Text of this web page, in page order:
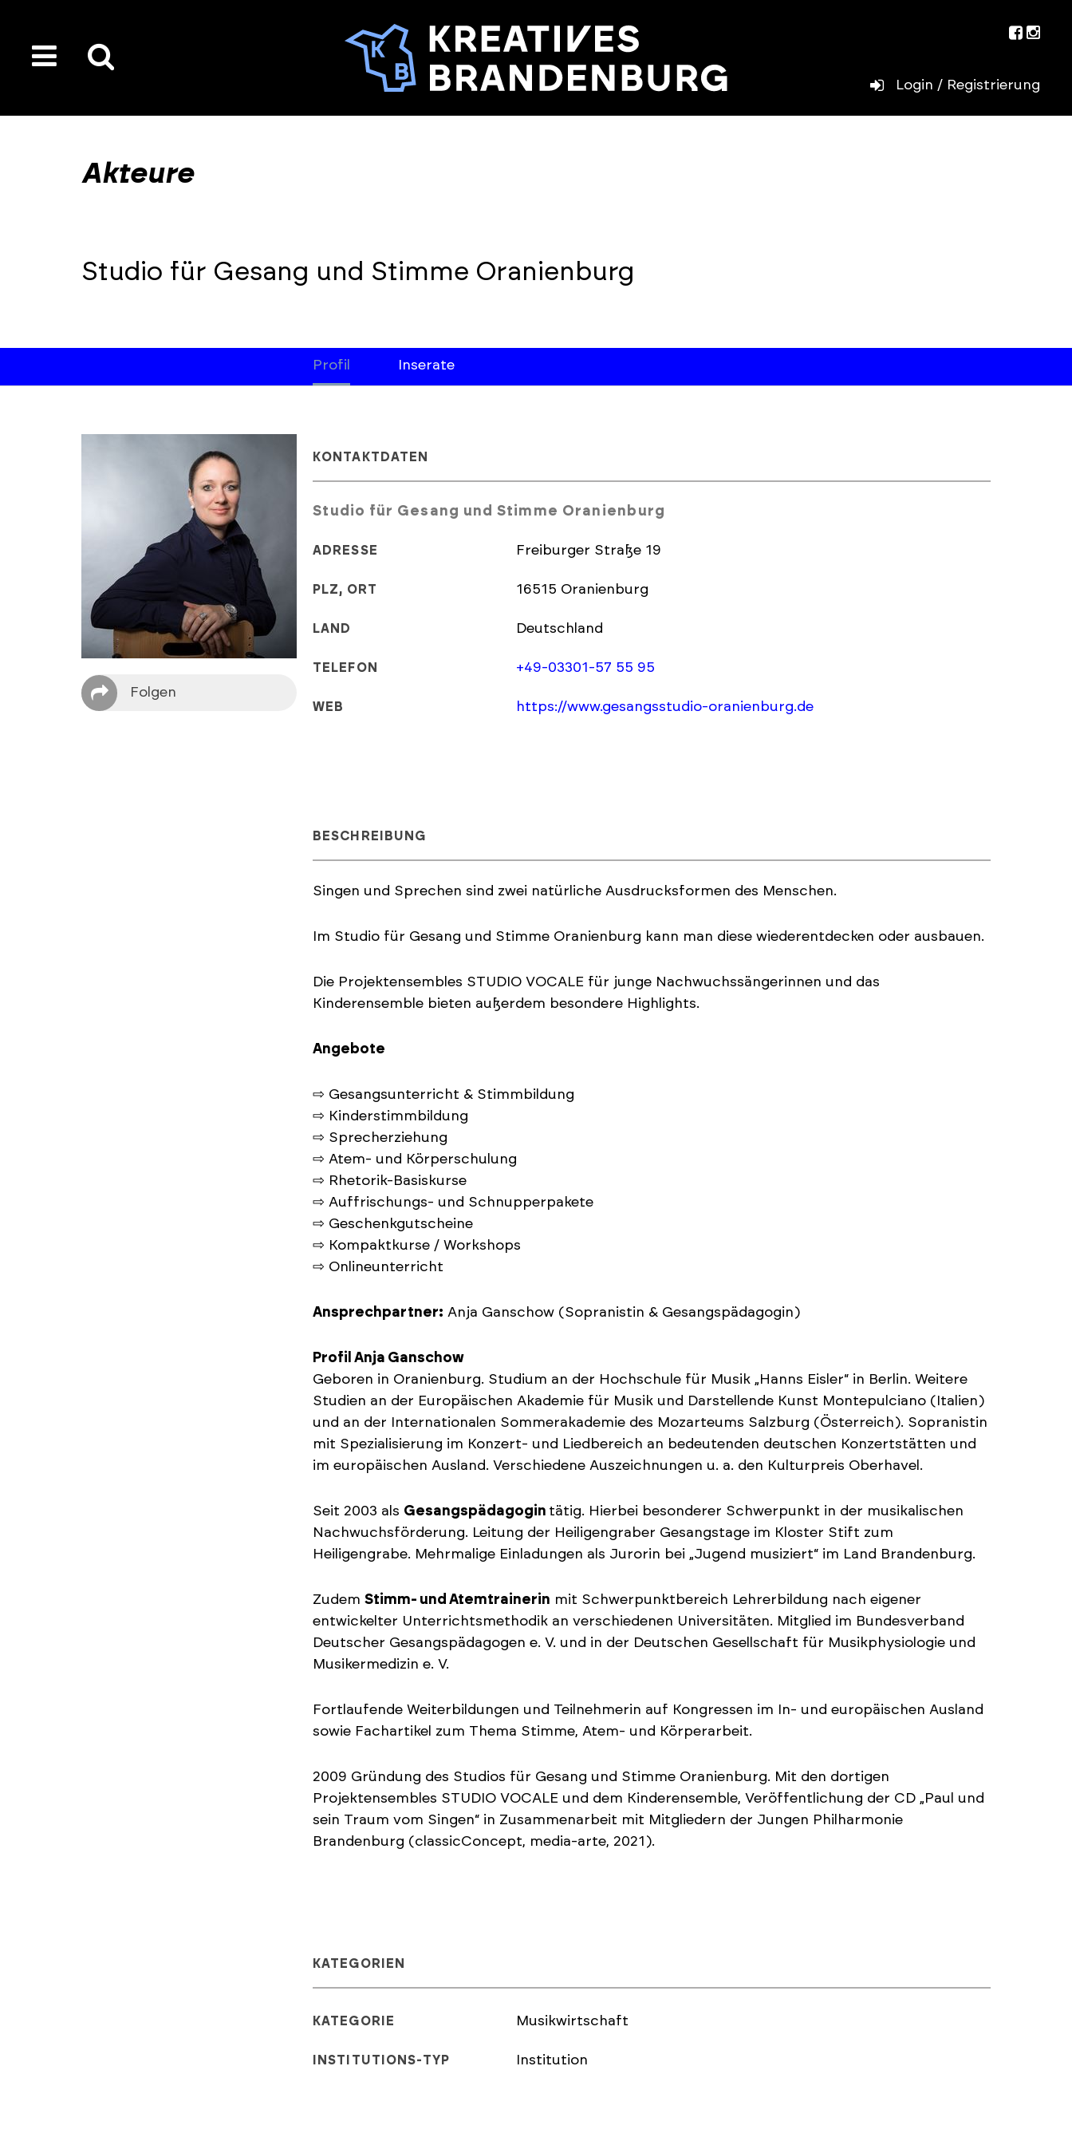
toggle
der
Seite
Login / Registrierung
Akteure
Studio für Gesang und Stimme Oranienburg
Profil Inserate
Folgen
KONTAKTDATEN
Studio für Gesang und Stimme Oranienburg
ADRESSE Freiburger Straße 19
PLZ, ORT 16515 Oranienburg
LAND Deutschland
TELEFON +49-03301-57 55 95
WEB https://www.gesangsstudio-oranienburg.de
BESCHREIBUNG
Singen und Sprechen sind zwei natürliche Ausdrucksformen des Menschen.
Im Studio für Gesang und Stimme Oranienburg kann man diese wiederentdecken oder ausbauen.
Die Projektensembles STUDIO VOCALE für junge Nachwuchssängerinnen und das
Kinderensemble bieten außerdem besondere Highlights.
Angebote
⇨ Gesangsunterricht & Stimmbildung
⇨ Kinderstimmbildung
⇨ Sprecherziehung
⇨ Atem- und Körperschulung
⇨ Rhetorik-Basiskurse
⇨ Auffrischungs- und Schnupperpakete
⇨ Geschenkgutscheine
⇨ Kompaktkurse / Workshops
⇨ Onlineunterricht
Ansprechpartner: Anja Ganschow (Sopranistin & Gesangspädagogin)
Profil Anja Ganschow
Geboren in Oranienburg. Studium an der Hochschule für Musik „Hanns Eisler“ in Berlin. Weitere
Studien an der Europäischen Akademie für Musik und Darstellende Kunst Montepulciano (Italien)
und an der Internationalen Sommerakademie des Mozarteums Salzburg (Österreich). Sopranistin
mit Spezialisierung im Konzert- und Liedbereich an bedeutenden deutschen Konzertstätten und
im europäischen Ausland. Verschiedene Auszeichnungen u. a. den Kulturpreis Oberhavel.
Seit 2003 als Gesangspädagogin tätig. Hierbei besonderer Schwerpunkt in der musikalischen
Nachwuchsförderung. Leitung der Heiligengraber Gesangstage im Kloster Stift zum
Heiligengrabe. Mehrmalige Einladungen als Jurorin bei „Jugend musiziert“ im Land Brandenburg.
Zudem Stimm- und Atemtrainerin mit Schwerpunktbereich Lehrerbildung nach eigener
entwickelter Unterrichtsmethodik an verschiedenen Universitäten. Mitglied im Bundesverband
Deutscher Gesangspädagogen e. V. und in der Deutschen Gesellschaft für Musikphysiologie und
Musikermedizin e. V.
Fortlaufende Weiterbildungen und Teilnehmerin auf Kongressen im In- und europäischen Ausland
sowie Fachartikel zum Thema Stimme, Atem- und Körperarbeit.
2009 Gründung des Studios für Gesang und Stimme Oranienburg. Mit den dortigen
Projektensembles STUDIO VOCALE und dem Kinderensemble, Veröffentlichung der CD „Paul und
sein Traum vom Singen“ in Zusammenarbeit mit Mitgliedern der Jungen Philharmonie
Brandenburg (classicConcept, media-arte, 2021).
KATEGORIEN
KATEGORIE Musikwirtschaft
INSTITUTIONS-TYP Institution